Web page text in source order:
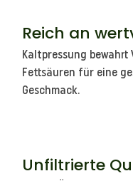
Reich an
Kaltpressung
Fettsäuren für eine
Geschmack.
Unfiltrierte